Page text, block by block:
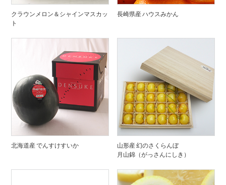
クラウンメロン＆シャインマスカッ
ト
長崎県産 ハウスみかん
北海道産 でんすけすいか
山形産 幻のさくらんぼ
月山錦（がっさんにしき）